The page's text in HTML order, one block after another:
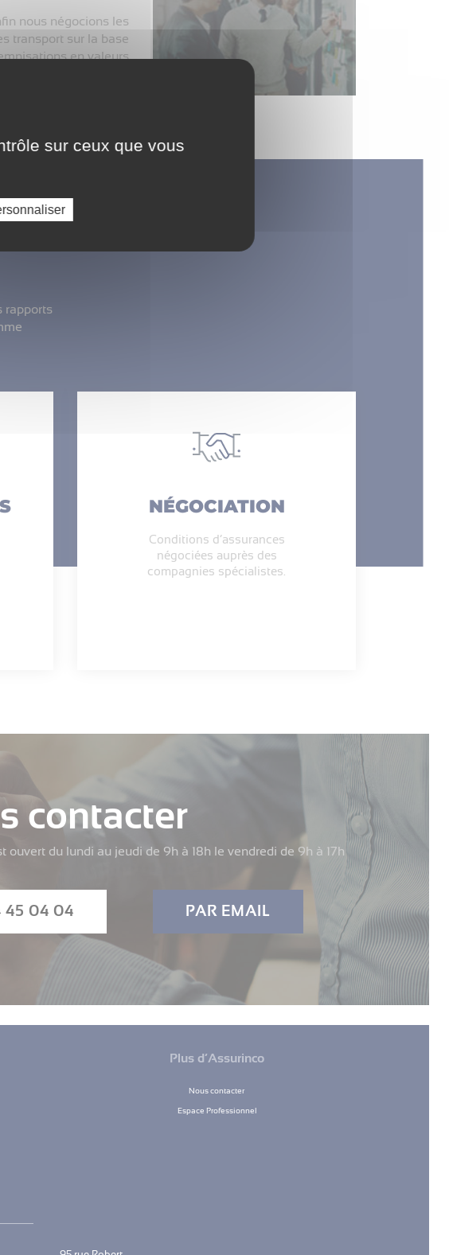
nous négocions les
transport sur la base
en valeurs
rapports
NÉGOCIATION
Conditions d’assurances
négociées auprès des
compagnies spécialistes.
contacter
ouvert du lundi au jeudi de 9h à 18h le vendredi de 9h à 17h
45 04 04 PAR EMAIL
Plus d’Assurinco
Nous contacter
Espace Professionnel
sur ceux que vous